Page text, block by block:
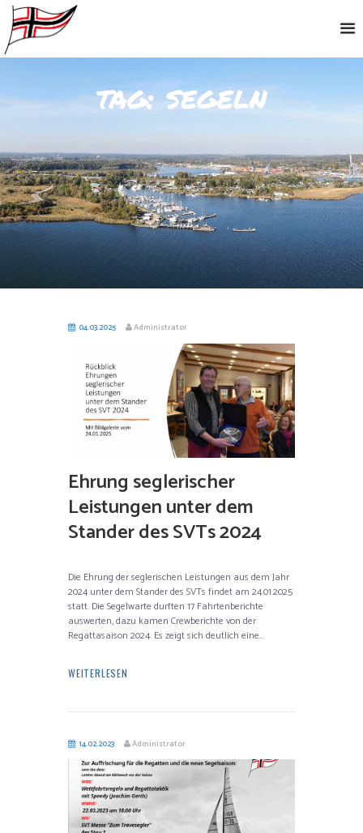
tag: segeln
04.03.2025 Administrator
Ehrung seglerischer
Leistungen unter dem
Stander des SVTs 2024
Die Ehrung der seglerischen Leistungen aus dem Jahr
2024 unter dem Stander des SVTs findet am 24.01.2025
statt. Die Segelwarte durften 17 Fahrtenberichte
auswerten, dazu kamen Crewberichte von der
Regattasaison 2024. Es zeigt sich deutlich eine...
WEITERLESEN
14.02.2023 Administrator